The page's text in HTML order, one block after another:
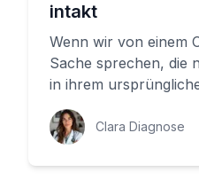
intakt
Wenn wir von einem
Sache sprechen, die
in ihrem
verwenden wir oft
Clara Diagnose